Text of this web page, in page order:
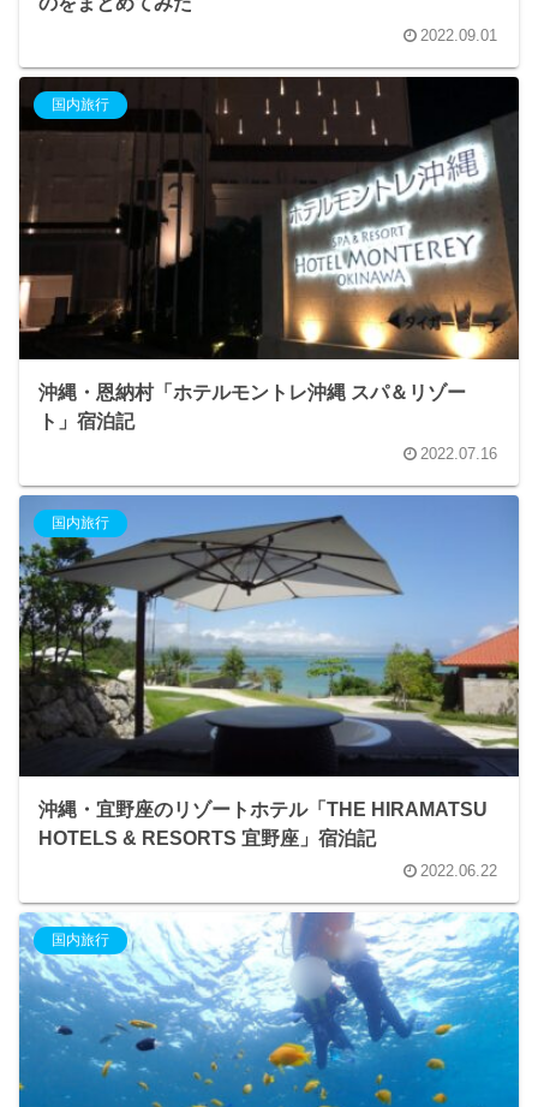
2022.09.01
国内旅行
沖縄・恩納村「ホテルモントレ沖縄 スパ＆リゾー
ト」宿泊記
2022.07.16
国内旅行
沖縄・宜野座のリゾートホテル「THE HIRAMATSU
HOTELS & RESORTS 宜野座」宿泊記
2022.06.22
国内旅行